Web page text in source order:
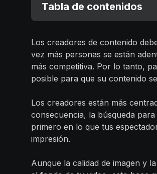
Tabla de contenidos
Los creadores de contenido
vez más personas se están
más competitiva. Por lo tanto,
posible para que su contenido
Los creadores están más
consecuencia, la búsqueda
primero en lo que tus
impresión.
Aunque la calidad de imagen y